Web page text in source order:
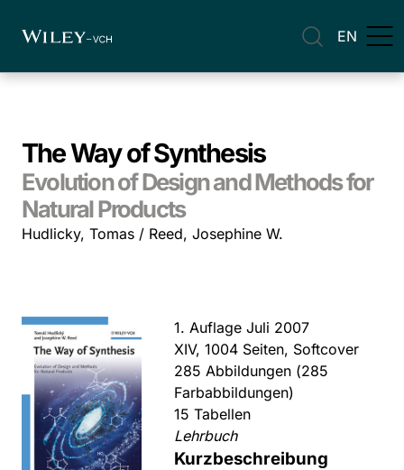
EN
The Way of Synthesis
Evolution of Design and Methods for
Natural Products
Hudlicky, Tomas / Reed, Josephine W.
1. Auflage Juli 2007
XIV, 1004 Seiten, Softcover
285 Abbildungen (285
Farbabbildungen)
15 Tabellen
Lehrbuch
Kurzbeschreibung